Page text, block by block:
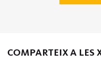
COMPARTEIX A LES